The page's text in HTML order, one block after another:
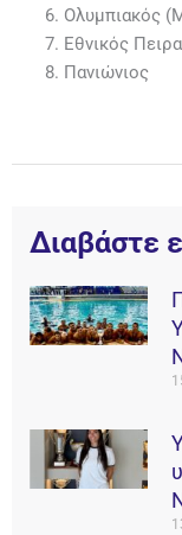
Ολυμπιακός
Εθνικός
Πανιώνιος
Διαβάστε